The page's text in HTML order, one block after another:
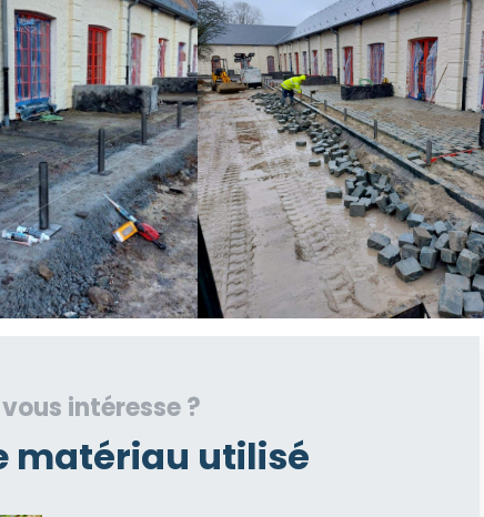
intéresse ?
matériau utilisé